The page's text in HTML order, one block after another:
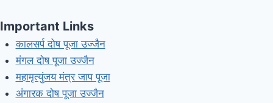
Important Links
कालसर्प दोष पूजा उज्जैन
मंगल दोष पूजा उज्जैन
महामृत्युंजय मंत्र जाप पूजा
अंगारक दोष पूजा उज्जैन